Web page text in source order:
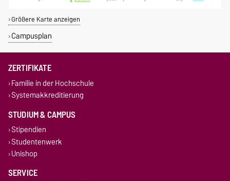
Größere Karte anzeigen
Campusplan
ZERTIFIKATE
Familie in der Hochschule
Systemakkreditierung
STUDIUM & CAMPUS
Stipendien
Studentenwerk
Unishop
SERVICE